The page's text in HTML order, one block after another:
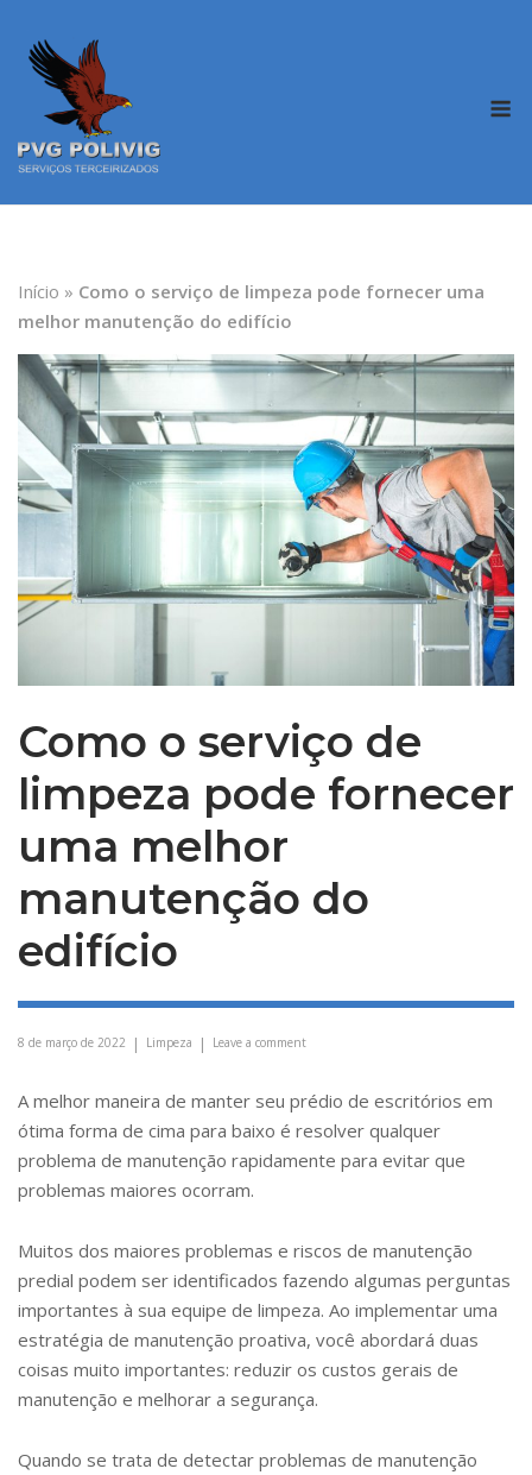
content
Início » Como o serviço de limpeza pode fornecer uma
melhor manutenção do edifício
Como o serviço de
limpeza pode fornecer
uma melhor
manutenção do
edifício
8 de março de 2022 Limpeza Leave a comment
A melhor maneira de manter seu prédio de escritórios em
ótima forma de cima para baixo é resolver qualquer
problema de manutenção rapidamente para evitar que
problemas maiores ocorram.
Muitos dos maiores problemas e riscos de manutenção
predial podem ser identificados fazendo algumas perguntas
importantes à sua equipe de limpeza. Ao implementar uma
estratégia de manutenção proativa, você abordará duas
coisas muito importantes: reduzir os custos gerais de
manutenção e melhorar a segurança.
Quando se trata de detectar problemas de manutenção